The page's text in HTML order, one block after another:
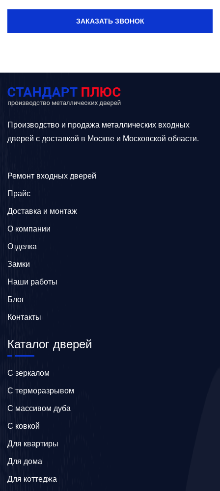
ЗАКАЗАТЬ ЗВОНОК
Производство и продажа металлических входных
дверей с доставкой в Москве и Московской области.
Ремонт входных дверей
Прайс
Доставка и монтаж
О компании
Отделка
Замки
Наши работы
Блог
Контакты
Каталог дверей
C зеркалом
C терморазрывом
C массивом дуба
C ковкой
Для квартиры
Для дома
Для коттеджа